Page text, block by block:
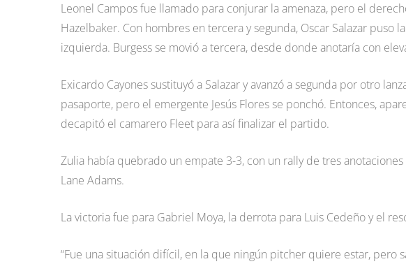
Leonel Campos fue llamado para conjurar la amenaza, pero el
Hazelbaker. Con hombres en tercera y segunda, Oscar Salazar puso
izquierda. Burgess se movió a tercera, desde donde anotaría con
Exicardo Cayones sustituyó a Salazar y avanzó a segunda por otro
pasaporte, pero el emergente Jesús Flores se ponchó. Entonces,
decapitó el camarero Fleet para así finalizar el partido.
Zulia había quebrado un empate 3-3, con un rally de tres
Lane Adams.
La victoria fue para Gabriel Moya, la derrota para Luis Cedeño y el
“Fue una situación difícil, en la que ningún pitcher quiere estar, pero